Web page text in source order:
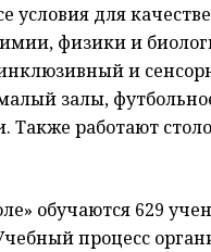
условия для
физики и
и
залы,
работают
обучаются 629
процесс